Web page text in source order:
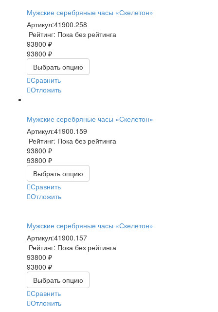
Мужские серебряные часы «Скелетон»
Артикул:41900.258
Рейтинг: Пока без рейтинга
93800 ₽
93800 ₽
Выбрать опцию
Сравнить
Отложить
Мужские серебряные часы «Скелетон»
Артикул:41900.159
Рейтинг: Пока без рейтинга
93800 ₽
93800 ₽
Выбрать опцию
Сравнить
Отложить
Мужские серебряные часы «Скелетон»
Артикул:41900.157
Рейтинг: Пока без рейтинга
93800 ₽
93800 ₽
Выбрать опцию
Сравнить
Отложить